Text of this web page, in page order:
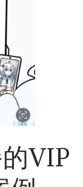
VIP